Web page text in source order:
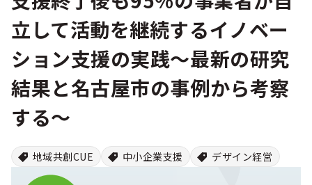
立して活動を継続するイノベー
ション支援の実践～最新の研究
結果と名古屋市の事例から考察
する〜
地域共創CUE 中小企業支援 デザイン経営